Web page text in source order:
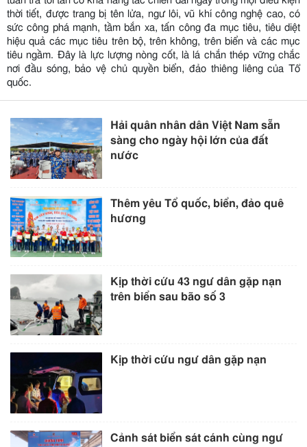
thời tiết, được trang bị tên lửa, ngư lôi, vũ khí công nghệ cao, có
sức công phá mạnh, tầm bắn xa, tấn công đa mục tiêu, tiêu diệt
hiệu quả các mục tiêu trên bộ, trên không, trên biển và các mục
tiêu ngầm. Đây là lực lượng nòng cốt, là lá chắn thép vững chắc
nơi đầu sóng, bảo vệ chủ quyền biển, đảo thiêng liêng của Tổ
quốc.
Hải quân nhân dân Việt Nam sẵn
sàng cho ngày hội lớn của đất
nước
Thêm yêu Tổ quốc, biển, đảo quê
hương
Kịp thời cứu 43 ngư dân gặp nạn
trên biển sau bão số 3
Kịp thời cứu ngư dân gặp nạn
Cảnh sát biển sát cánh cùng ngư